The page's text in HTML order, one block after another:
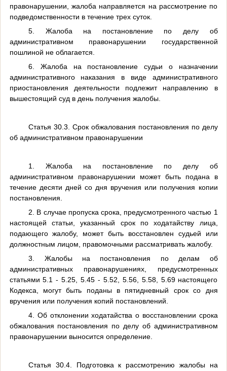
правонарушении, жалоба направляется на рассмотрение по
подведомственности в течение трех суток.
5. Жалоба на постановление по делу об
административном правонарушении государственной
пошлиной не облагается.
6. Жалоба на постановление судьи о назначении
административного наказания в виде административного
приостановления деятельности подлежит направлению в
вышестоящий суд в день получения жалобы.
Статья 30.3. Срок обжалования постановления по делу
об административном правонарушении
1. Жалоба на постановление по делу об
административном правонарушении может быть подана в
течение десяти дней со дня вручения или получения копии
постановления.
2. В случае пропуска срока, предусмотренного частью 1
настоящей статьи, указанный срок по ходатайству лица,
подающего жалобу, может быть восстановлен судьей или
должностным лицом, правомочными рассматривать жалобу.
3. Жалобы на постановления по делам об
административных правонарушениях, предусмотренных
статьями 5.1 - 5.25, 5.45 - 5.52, 5.56, 5.58, 5.69 настоящего
Кодекса, могут быть поданы в пятидневный срок со дня
вручения или получения копий постановлений.
4. Об отклонении ходатайства о восстановлении срока
обжалования постановления по делу об административном
правонарушении выносится определение.
Статья 30.4. Подготовка к рассмотрению жалобы на